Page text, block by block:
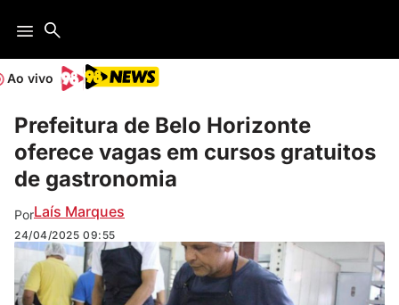
Ao vivo
Prefeitura de Belo Horizonte
oferece vagas em cursos gratuitos
de gastronomia
PorLaís Marques
24/04/2025 09:55